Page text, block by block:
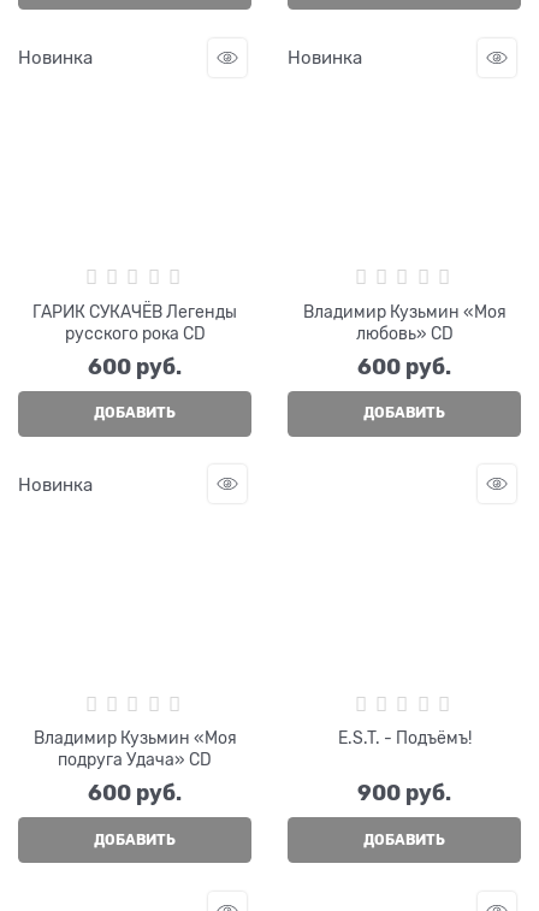
Новинка
ГАРИК СУКАЧЁВ Легенды
русского рока CD
600 руб.
ДОБАВИТЬ
Новинка
Владимир Кузьмин «Моя
любовь» CD
600 руб.
ДОБАВИТЬ
Новинка
Владимир Кузьмин «Моя
подруга Удача» CD
600 руб.
ДОБАВИТЬ
E.S.T. - Подъёмъ!
900 руб.
ДОБАВИТЬ